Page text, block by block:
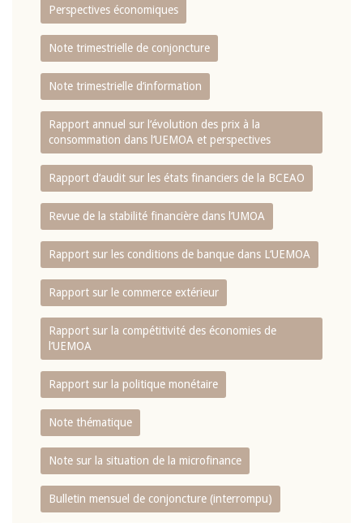
Perspectives économiques
Note trimestrielle de conjoncture
Note trimestrielle d‘information
Rapport annuel sur l‘évolution des prix à la
consommation dans l‘UEMOA et perspectives
Rapport d‘audit sur les états financiers de la BCEAO
Revue de la stabilité financière dans l‘UMOA
Rapport sur les conditions de banque dans L‘UEMOA
Rapport sur le commerce extérieur
Rapport sur la compétitivité des économies de
l‘UEMOA
Rapport sur la politique monétaire
Note thématique
Note sur la situation de la microfinance
Bulletin mensuel de conjoncture (interrompu)